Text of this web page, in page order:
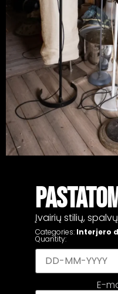
Įvairių stilių,
Categories: Interjero
Quantity:
E-